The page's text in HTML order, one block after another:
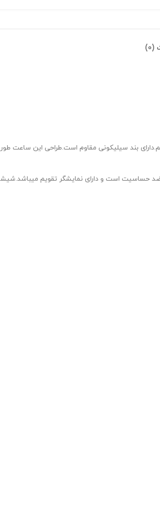
بند سیلیکونی مقاوم است.طراحی این ساعت
حساسیت است و دارای نمایشگر تقویم